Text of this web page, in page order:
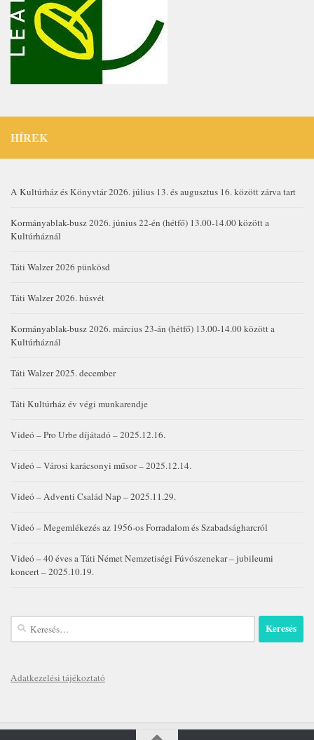
HÍREK
A Kultúrház és Könyvtár 2026. július 13. és augusztus 16. között zárva tart
Kormányablak-busz 2026. június 22-én (hétfő) 13.00-14.00 között a
Kultúrháznál
Táti Walzer 2026 pünkösd
Táti Walzer 2026. húsvét
Kormányablak-busz 2026. március 23-án (hétfő) 13.00-14.00 között a
Kultúrháznál
Táti Walzer 2025. december
Táti Kultúrház év végi munkarendje
Videó – Pro Urbe díjátadó – 2025.12.16.
Videó – Városi karácsonyi műsor – 2025.12.14.
Videó – Adventi Család Nap – 2025.11.29.
Videó – Megemlékezés az 1956-os Forradalom és Szabadságharcról
Videó – 40 éves a Táti Német Nemzetiségi Fúvószenekar – jubileumi
koncert – 2025.10.19.
Keresés:
Adatkezelési tájékoztató